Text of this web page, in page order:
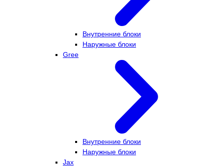
Внутренние блоки
Наружные блоки
Gree
Внутренние блоки
Наружные блоки
Jax